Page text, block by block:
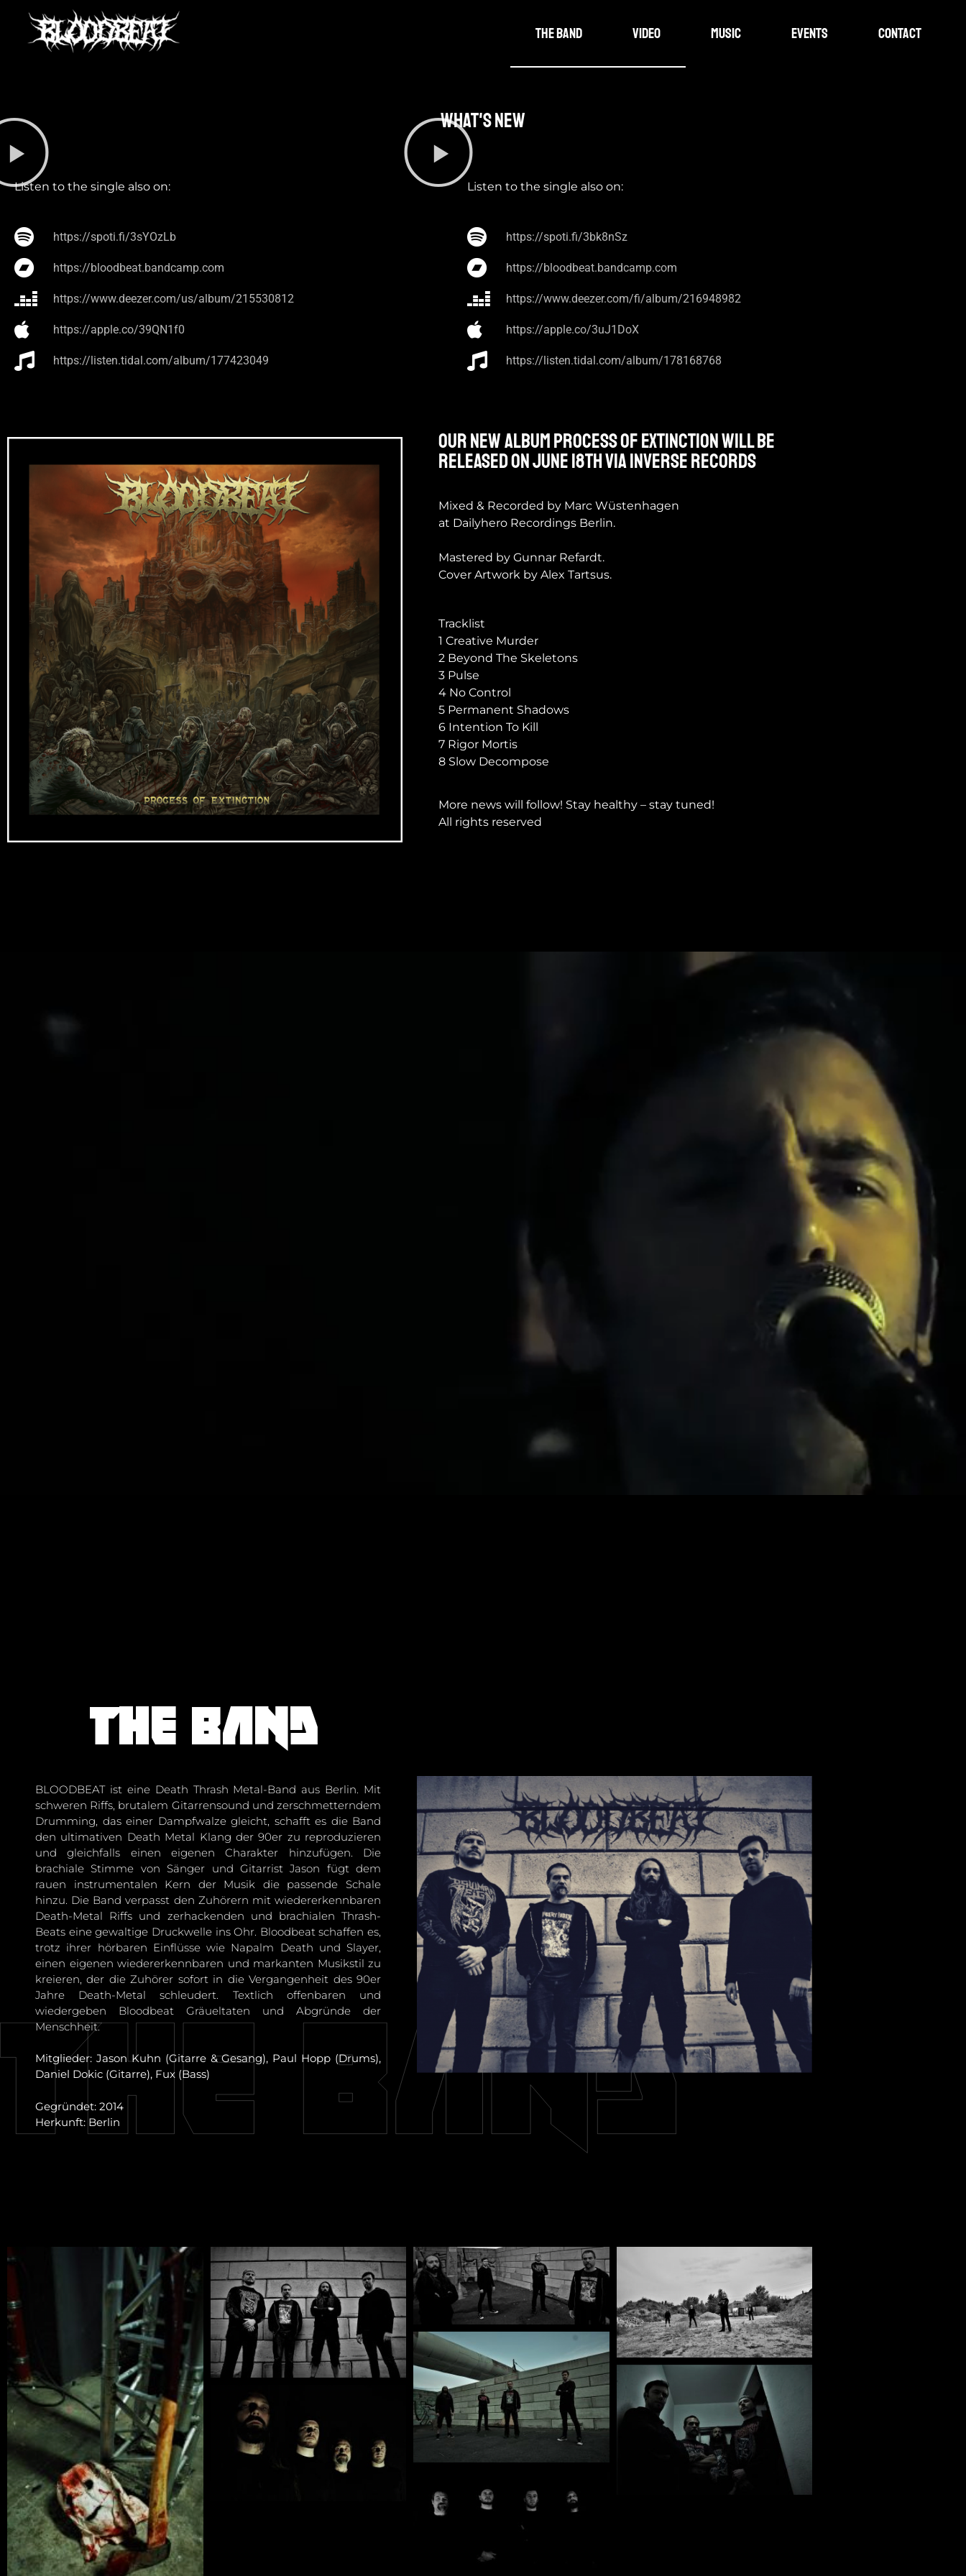
The band Video Music Events Contact
What's new​
Listen to the single also on:
https://spoti.fi/3sYOzLb
https://bloodbeat.bandcamp.com
https://www.deezer.com/us/album/215530812
https://apple.co/39QN1f0
https://listen.tidal.com/album/177423049
Listen to the single also on:
https://spoti.fi/3bk8nSz
https://bloodbeat.bandcamp.com
https://www.deezer.com/fi/album/216948982
https://apple.co/3uJ1DoX
https://listen.tidal.com/album/178168768
Our new album PROCESS OF EXTINCTION will be
released on June 18th via Inverse Records
Mixed & Recorded by Marc Wüstenhagen
at Dailyhero Recordings Berlin.
Mastered by Gunnar Refardt.
Cover Artwork by Alex Tartsus.
Tracklist
1 Creative Murder
2 Beyond The Skeletons
3 Pulse
4 No Control
5 Permanent Shadows
6 Intention To Kill
7 Rigor Mortis
8 Slow Decompose
More news will follow! Stay healthy – stay tuned!
All rights reserved
The band
BLOODBEAT ist eine Death Thrash Metal-Band aus Berlin. Mit
schweren Riffs, brutalem Gitarrensound und zerschmetterndem
Drumming, das einer Dampfwalze gleicht, schafft es die Band
den ultimativen Death Metal Klang der 90er zu reproduzieren
und gleichfalls einen eigenen Charakter hinzufügen. Die
brachiale Stimme von Sänger und Gitarrist Jason fügt dem
rauen instrumentalen Kern der Musik die passende Schale
hinzu. Die Band verpasst den Zuhörern mit wiedererkennbaren
Death-Metal Riffs und zerhackenden und brachialen Thrash-
Beats eine gewaltige Druckwelle ins Ohr. Bloodbeat schaffen es,
trotz ihrer hörbaren Einflüsse wie Napalm Death und Slayer,
einen eigenen wiedererkennbaren und markanten Musikstil zu
kreieren, der die Zuhörer sofort in die Vergangenheit des 90er
Jahre Death-Metal schleudert. Textlich offenbaren und
wiedergeben Bloodbeat Gräueltaten und Abgründe der
Menschheit.
Mitglieder: Jason Kuhn (Gitarre & Gesang), Paul Hopp (Drums),
Daniel Dokic (Gitarre), Fux (Bass)
Gegründet: 2014
Herkunft: Berlin